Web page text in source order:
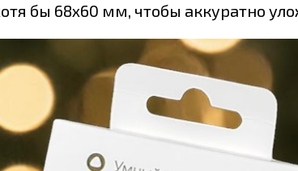
бы 68х60 мм, чтобы аккуратно